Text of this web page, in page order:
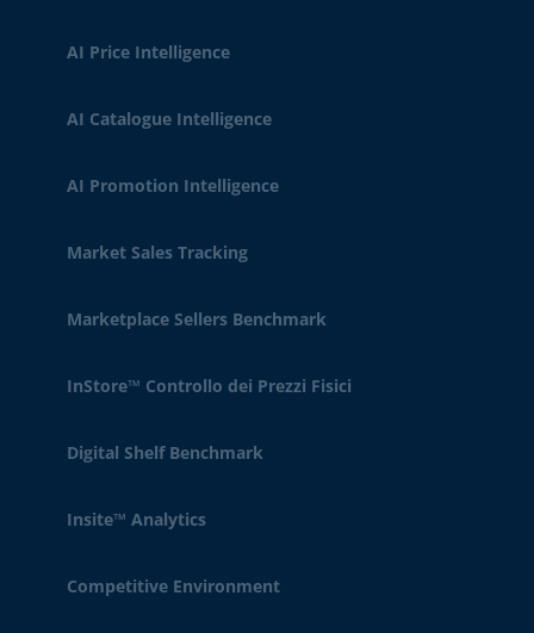
AI Price Intelligence
AI Catalogue Intelligence
AI Promotion Intelligence
Market Sales Tracking
Marketplace Sellers Benchmark
InStore™ Controllo dei Prezzi Fisici
Digital Shelf Benchmark
Insite™ Analytics
Competitive Environment